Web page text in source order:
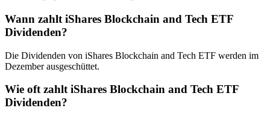
Wann zahlt iShares Blockchain and Tech ETF
Dividenden?
Die Dividenden von iShares Blockchain and Tech ETF werden im
Dezember ausgeschüttet.
Wie oft zahlt iShares Blockchain and Tech ETF
Dividenden?